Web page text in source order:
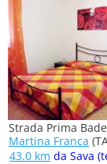
Strada Prima
Martina Franca
43.0 km da Sava